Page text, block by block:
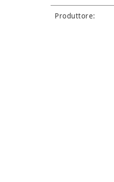
Produttore: